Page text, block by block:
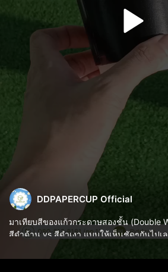
DDPAPERCUP Official
มาเทียบสีของแก้วกระดาษสองชั้น (Double
สีดำด้าน vs สีดำเงา แบบให้เห็นชัดๆกันไปเ
สายดำเงา - เท่ มีเสน่ห์ ร้านอาจจะออกแนว